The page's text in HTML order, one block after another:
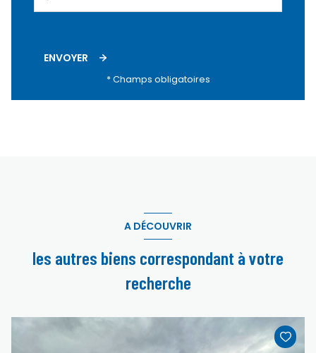
ENVOYER
* Champs obligatoires
A DÉCOUVRIR
les autres biens correspondant à votre
recherche